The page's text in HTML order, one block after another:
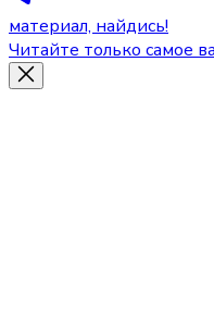
материал, найдись!
Читайте только самое